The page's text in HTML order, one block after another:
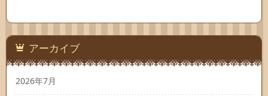
アーカイブ
2026年7月